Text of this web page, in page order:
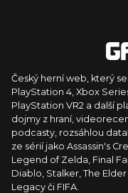
Český herní web, který
PlayStation 4, Xbox
PlayStation VR2 a další
dojmy z hraní,
podcasty, rozsáhlou
ze sérií jako Assassin's
Legend of Zelda, Final
Diablo, Stalker, The
Legacy či FIFA.